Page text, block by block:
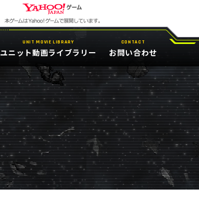
UNIT MOVIE LIBRARY
ユニット動画ライブラリー
CONTACT
お問い合わせ